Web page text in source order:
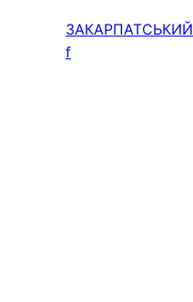
ЗАКАРПАТСЬКИЙ
f